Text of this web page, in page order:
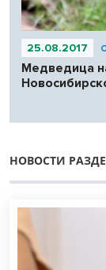
25.08.2017
Медведица
НОВОСТИ